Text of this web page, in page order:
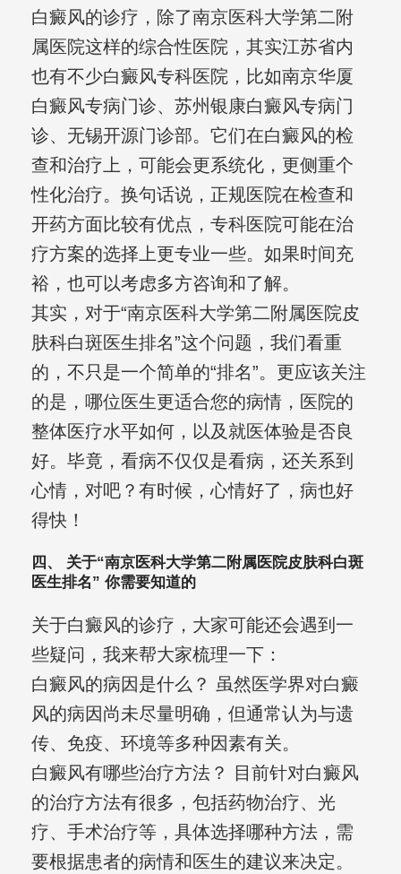
白癜风的诊疗，除了南京医科大学第二附
属医院这样的综合性医院，其实江苏省内
也有不少白癜风专科医院，比如南京华厦
白癜风专病门诊、苏州银康白癜风专病门
诊、无锡开源门诊部。它们在白癜风的检
查和治疗上，可能会更系统化，更侧重个
性化治疗。换句话说，正规医院在检查和
开药方面比较有优点，专科医院可能在治
疗方案的选择上更专业一些。如果时间充
裕，也可以考虑多方咨询和了解。
其实，对于“南京医科大学第二附属医院皮
肤科白斑医生排名”这个问题，我们看重
的，不只是一个简单的“排名”。更应该关注
的是，哪位医生更适合您的病情，医院的
整体医疗水平如何，以及就医体验是否良
好。毕竟，看病不仅仅是看病，还关系到
心情，对吧？有时候，心情好了，病也好
得快！
四、 关于“南京医科大学第二附属医院皮肤科白斑
医生排名” 你需要知道的
关于白癜风的诊疗，大家可能还会遇到一
些疑问，我来帮大家梳理一下：
白癜风的病因是什么？ 虽然医学界对白癜
风的病因尚未尽量明确，但通常认为与遗
传、免疫、环境等多种因素有关。
白癜风有哪些治疗方法？ 目前针对白癜风
的治疗方法有很多，包括药物治疗、光
疗、手术治疗等，具体选择哪种方法，需
要根据患者的病情和医生的建议来决定。